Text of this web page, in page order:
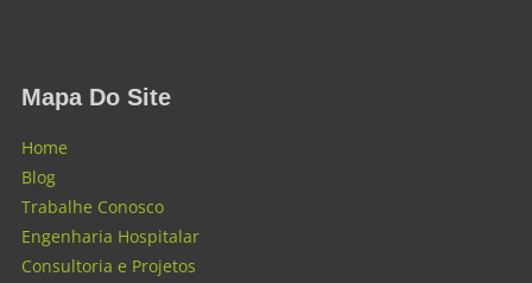
Mapa Do Site
Home
Blog
Trabalhe Conosco
Engenharia Hospitalar
Consultoria e Projetos